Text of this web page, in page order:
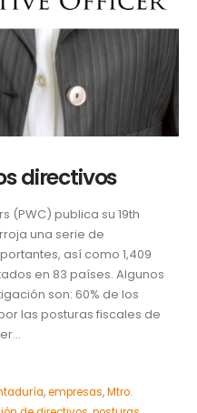
directivos
(PWC) publica su 19th
una serie de
así como 1,409
en 83 países. Algunos
son: 60% de los
las posturas fiscales de
,empresas,Mtro.